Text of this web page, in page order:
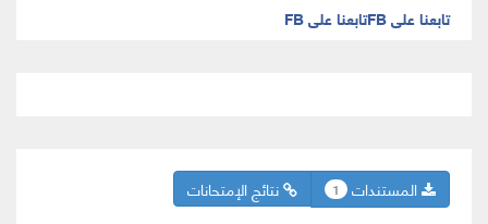
تابعنا على FB تابعنا على FB
نتائج الإمتحانات المستندات 1